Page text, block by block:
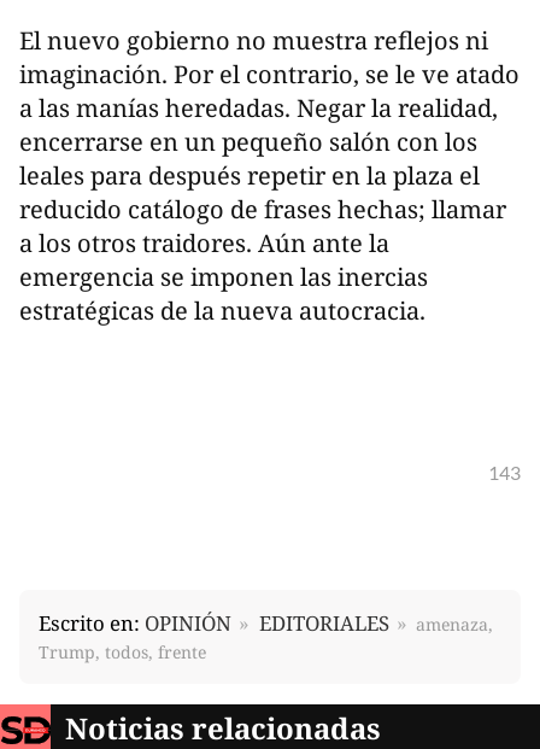
El nuevo gobierno no muestra reflejos ni
imaginación. Por el contrario, se le ve atado
a las manías heredadas. Negar la realidad,
encerrarse en un pequeño salón con los
leales para después repetir en la plaza el
reducido catálogo de frases hechas; llamar
a los otros traidores. Aún ante la
emergencia se imponen las inercias
estratégicas de la nueva autocracia.
143
Escrito en: OPINIÓN EDITORIALES
amenaza,
Trump, todos, frente
Noticias relacionadas